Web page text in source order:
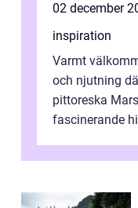
02 december
inspiration
Varmt
och njutning
pittoreska
fascinerande